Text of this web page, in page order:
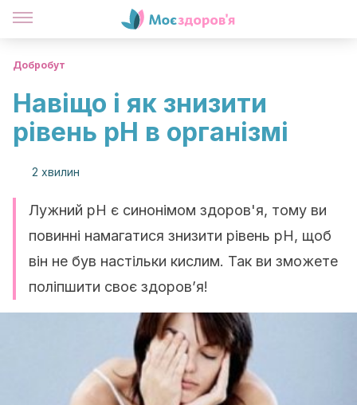
Добробут
Навіщо і як знизити
рівень рН в організмі
2 хвилин
Лужний рН є синонімом здоров'я, тому ви
повинні намагатися знизити рівень рН, щоб
він не був настільки кислим. Так ви зможете
поліпшити своє здоров’я!